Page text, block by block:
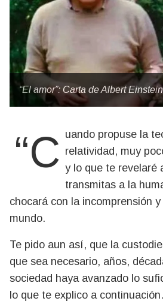
“El amor”: Carta de Albert
“Cuando propuse la teoría de la relatividad, muy
y lo que te revelaré
transmitas a la
chocará con la incomprensión
mundo.
Te pido aun así, que la
que sea necesario, años,
sociedad haya avanzado lo
lo que te explico a continuación.